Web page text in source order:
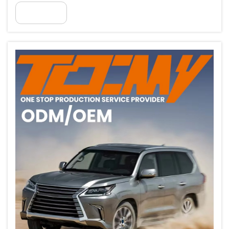
tanto o apelo visual quanto o desempenho funcional dos